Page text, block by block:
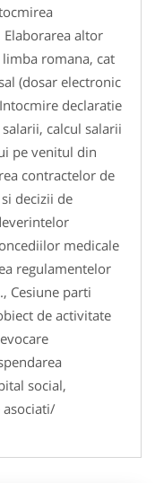
altor
romana, cat
(dosar electronic
declaratie
calcul salarii
pe venitul din
contractelor de
decizii de
medicale
regulamentelor
Cesiune parti
de activitate
social,
asociati/